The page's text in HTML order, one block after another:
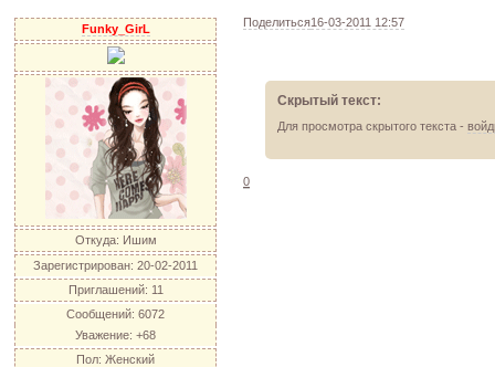
Поделиться16-03-2011 12:57
Funky_GirL
Откуда: Ишим
Зарегистрирован: 20-02-2011
Приглашений: 11
Сообщений: 6072
Уважение: +68
Пол: Женский
Скрытый текст:
Для просмотра скрытого текста -
0